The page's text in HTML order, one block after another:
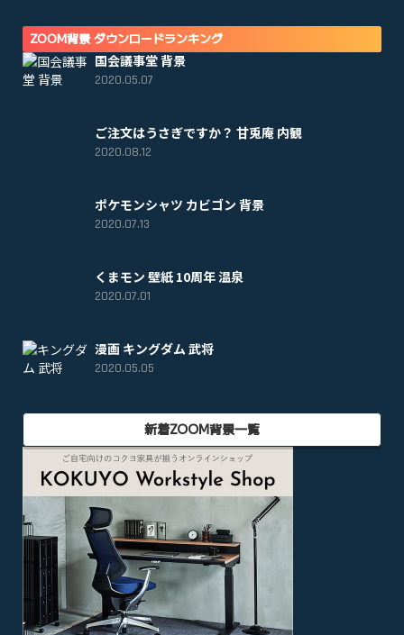
ZOOM背景 ダウンロードランキング
国会議事堂 背景
2020.05.07
ご注文はうさぎですか？ 甘兎庵 内観
2020.08.12
ポケモンシャツ カビゴン 背景
2020.07.13
くまモン 壁紙 10周年 温泉
2020.07.01
漫画 キングダム 武将
2020.05.05
新着ZOOM背景一覧